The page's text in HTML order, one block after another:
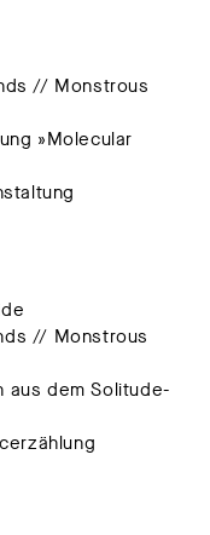
// Monstrous
»Molecular
// Monstrous
aus dem Solitude-